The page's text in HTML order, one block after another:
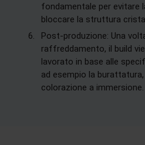
fondamentale per evitare
bloccare la struttura
Post-produzione: Una
raffreddamento, il build
lavorato in base alle
ad esempio la
colorazione a immersione.